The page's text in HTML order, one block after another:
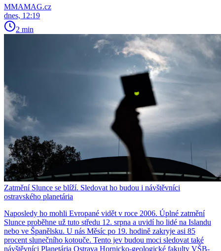
MMAMAG.cz
dnes, 12:19
2 min
Zatmění Slunce se blíží. Sledovat ho budou i návštěvníci
ostravského planetária
Naposledy ho mohli Evropané vidět v roce 2006. Úplné zatmění
Slunce proběhne už tuto středu 12. srpna a uvidí ho lidé na Islandu
nebo ve Španělsku. U nás Měsíc po 19. hodině zakryje asi 85
procent slunečního kotouče. Tento jev budou moci sledovat také
návštěvníci Planetária Ostrava Hornicko-geologické fakulty VŠB-